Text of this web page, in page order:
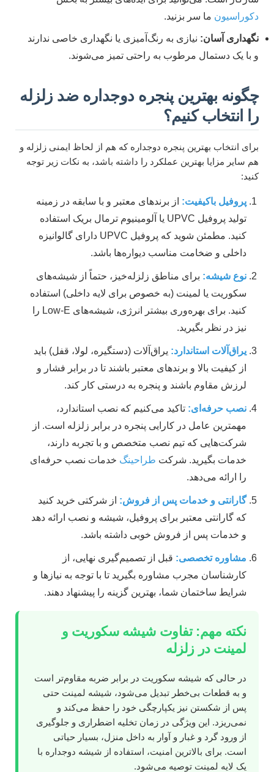
دکوراسیون ما سر بزنید.
نگهداری آسان: نیازی به رنگ‌آمیزی یا نگهداری خاصی ندارند
و با یک دستمال مرطوب به راحتی تمیز می‌شوند.
چگونه بهترین پنجره دوجداره ضد زلزله
را انتخاب کنیم؟
برای انتخاب بهترین پنجره دوجداره که هم از لحاظ ایمنی زلزله و
هم سایر مزایا بهترین عملکرد را داشته باشد، به نکات زیر توجه
کنید:
پروفیل باکیفیت: از برندهای معتبر و با سابقه در زمینه
تولید پروفیل UPVC یا آلومینیوم ترمال بریک استفاده
کنید. مطمئن شوید که پروفیل UPVC دارای گالوانیزه
داخلی و ضخامت مناسب دیواره‌ها باشد.
نوع شیشه: برای مناطق زلزله‌خیز، حتماً از شیشه‌های
سکوریت یا لمینت (به خصوص برای لایه داخلی) استفاده
کنید. برای بهره‌وری بیشتر انرژی، شیشه‌های Low-E را
نیز در نظر بگیرید.
یراق‌آلات استاندارد: یراق‌آلات (دستگیره، لولا، قفل) باید
از کیفیت بالا و برندهای معتبر باشند تا در برابر فشار و
لرزش مقاوم باشند و پنجره به درستی کار کند.
نصب حرفه‌ای: تاکید می‌کنیم که نصب استاندارد،
مهمترین عامل در کارایی پنجره در برابر زلزله است. از
شرکت‌هایی که تیم نصب متخصص و با تجربه دارند،
خدمات بگیرید. شرکت طراحینگ خدمات نصب حرفه‌ای
را ارائه می‌دهد.
گارانتی و خدمات پس از فروش: از شرکتی خرید کنید
که گارانتی معتبر برای پروفیل، شیشه و نصب ارائه دهد
و خدمات پس از فروش خوبی داشته باشد.
مشاوره تخصصی: قبل از تصمیم‌گیری نهایی، از
کارشناسان مجرب مشاوره بگیرید تا با توجه به نیازها و
شرایط ساختمان شما، بهترین گزینه را پیشنهاد دهند.
نکته مهم: تفاوت شیشه سکوریت و
لمینت در زلزله
در حالی که شیشه سکوریت در برابر ضربه مقاوم‌تر است
و به قطعات بی‌خطر تبدیل می‌شود، شیشه لمینت حتی
پس از شکستن نیز یکپارچگی خود را حفظ می‌کند و
نمی‌ریزد. این ویژگی در زمان تخلیه اضطراری و جلوگیری
از ورود گرد و غبار و آوار به داخل منزل، بسیار حیاتی
است. برای بالاترین امنیت، استفاده از شیشه دوجداره با
یک لایه لمینت توصیه می‌شود.